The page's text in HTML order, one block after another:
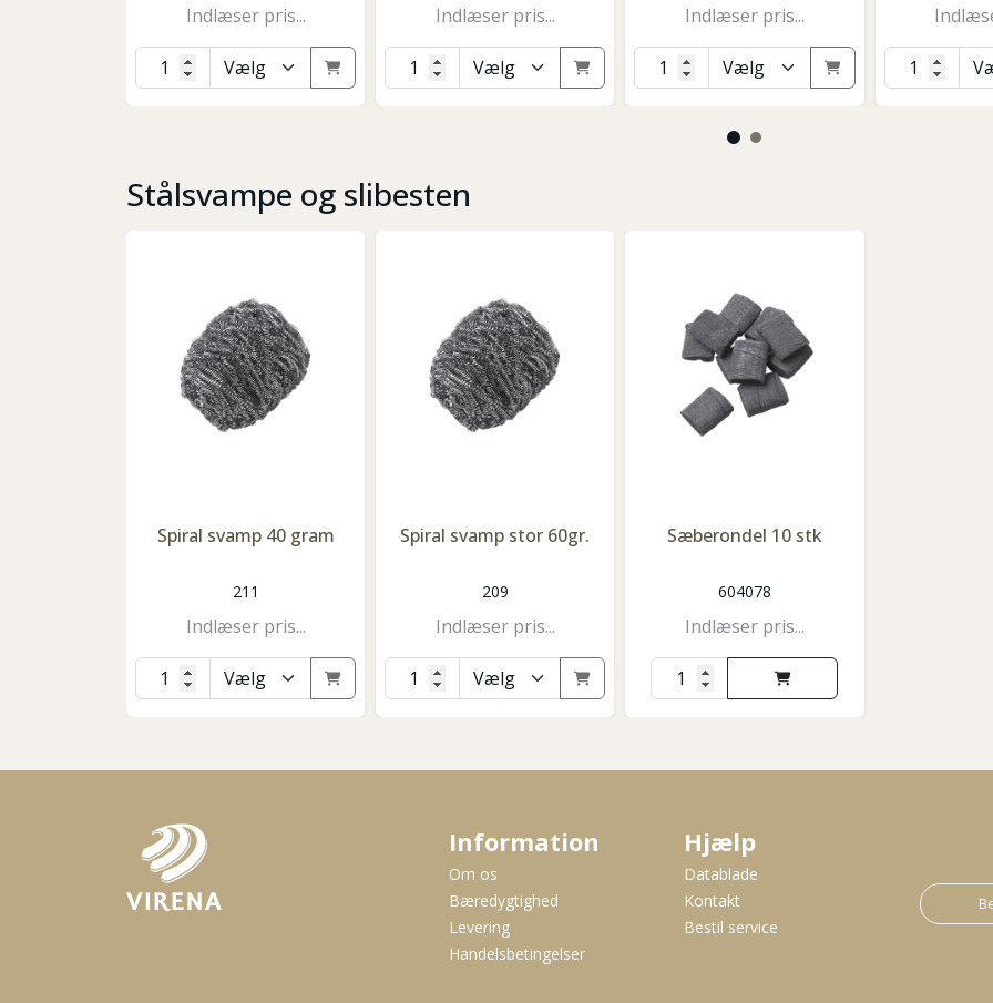
Indlæser pris... Indlæser pris... Indlæser pris...
Stålsvampe og slibesten
Spiral svamp 40 gram
211
Indlæser pris...
Spiral svamp stor 60gr.
209
Indlæser pris...
Sæberondel 10 stk
604078
Indlæser pris...
Information
Om os
Bæredygtighed
Levering
Handelsbetingelser
Hjælp
Datablade
Kontakt
Bestil service